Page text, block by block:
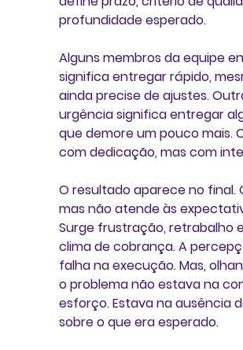
profundidade esperado.
Alguns membros da equipe
significa entregar rápido,
ainda precise de ajustes.
urgência significa entregar
que demore um pouco mais.
com dedicação, mas com
O resultado aparece no
mas não atende às
Surge frustração, retrabalho
clima de cobrança. A
falha na execução. Mas,
o problema não estava na
esforço. Estava na ausência
sobre o que era esperado.